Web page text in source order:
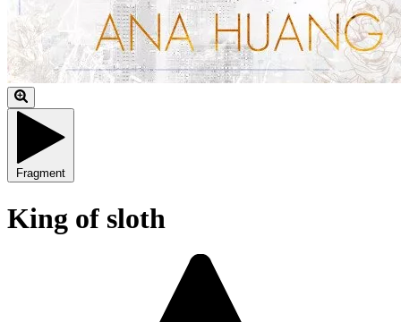
Fragment
King of sloth